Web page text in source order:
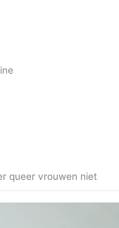
queer vrouwen niet